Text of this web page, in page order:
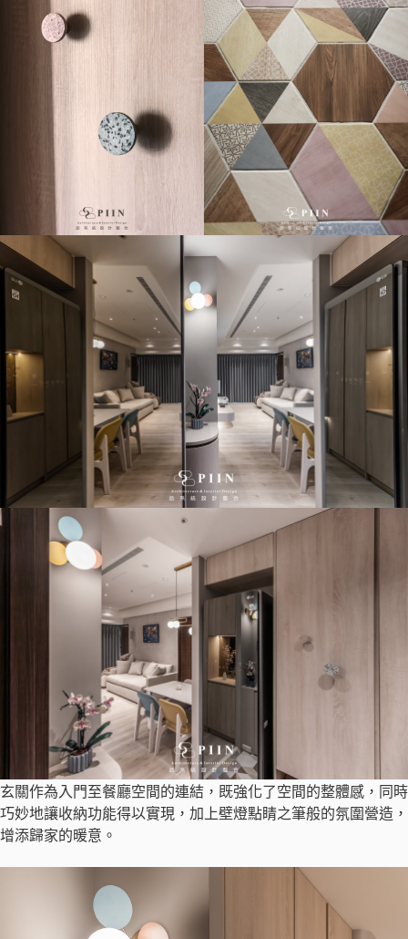
玄關作為入門至餐廳空間的連結，既強化了空間的整體感，同時
巧妙地讓收納功能得以實現，加上壁燈點睛之筆般的氛圍營造，
增添歸家的暖意。